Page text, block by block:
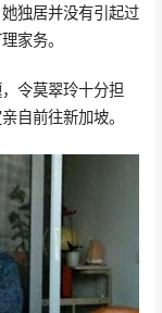
独居并没有引起过
家务。
令莫翠玲十分担
自前往新加坡。